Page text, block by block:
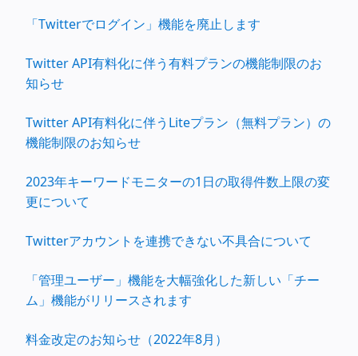
「Twitterでログイン」機能を廃止します
Twitter API有料化に伴う有料プランの機能制限のお
知らせ
Twitter API有料化に伴うLiteプラン（無料プラン）の
機能制限のお知らせ
2023年キーワードモニターの1日の取得件数上限の変
更について
Twitterアカウントを連携できない不具合について
「管理ユーザー」機能を大幅強化した新しい「チー
ム」機能がリリースされます
料金改定のお知らせ（2022年8月）